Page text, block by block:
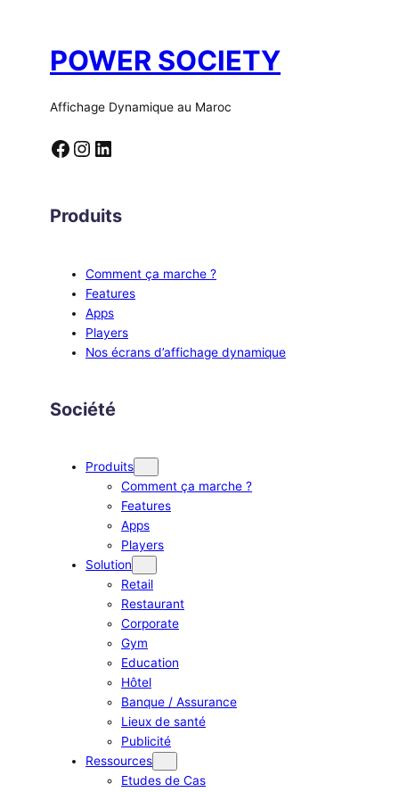
POWER SOCIETY
Affichage Dynamique au Maroc
Facebook Instagram LinkedIn
Produits
Comment ça marche ?
Features
Apps
Players
Nos écrans d’affichage dynamique
Société
Produits
Comment ça marche ?
Features
Apps
Players
Solution
Retail
Restaurant
Corporate
Gym
Education
Hôtel
Banque / Assurance
Lieux de santé
Publicité
Ressources
Etudes de Cas